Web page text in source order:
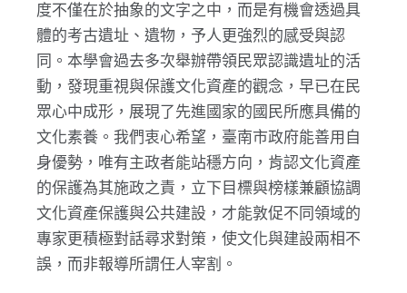
度不僅在於抽象的文字之中，而是有機會透過具
體的考古遺址、遺物，予人更強烈的感受與認
同。本學會過去多次舉辦帶領民眾認識遺址的活
動，發現重視與保護文化資產的觀念，早已在民
眾心中成形，展現了先進國家的國民所應具備的
文化素養。我們衷心希望，臺南市政府能善用自
身優勢，唯有主政者能站穩方向，肯認文化資產
的保護為其施政之責，立下目標與榜樣兼顧協調
文化資產保護與公共建設，才能敦促不同領域的
專家更積極對話尋求對策，使文化與建設兩相不
誤，而非報導所謂任人宰割。